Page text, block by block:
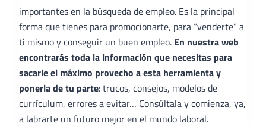
importantes en la búsqueda de empleo. Es la principal
forma que tienes para promocionarte, para “venderte” a
ti mismo y conseguir un buen empleo. En nuestra web
encontrarás toda la información que necesitas para
sacarle el máximo provecho a esta herramienta y
ponerla de tu parte: trucos, consejos, modelos de
currículum, errores a evitar… Consúltala y comienza, ya,
a labrarte un futuro mejor en el mundo laboral.